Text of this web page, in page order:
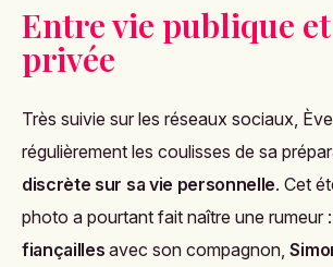
Entre vie publique
privée
Très suivie sur les réseaux sociaux,
régulièrement les coulisses de sa
discrète sur sa vie personnelle. Cet
photo a pourtant fait naître une rumeur
fiançailles avec son compagnon,